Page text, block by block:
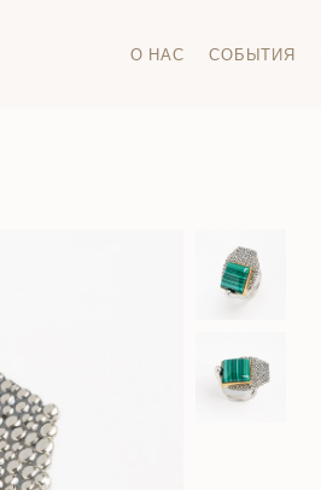
О НАС СОБЫТИЯ